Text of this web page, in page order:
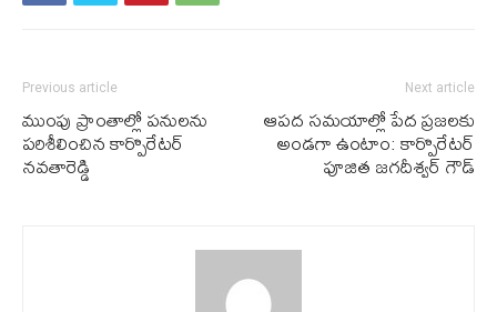
Previous article
ముంపు ప్రాంతాల్లో ప‌నుల‌ను
ప‌రిశీలించిన కార్పొరేట‌ర్
న‌వ‌‌తారెడ్డి
Next article
ఆపద సమయాల్లో పేద ప్రజలకు
అండగా ఉంటాం: కార్పొరేటర్
పూజిత జగదీశ్వర్ గౌడ్